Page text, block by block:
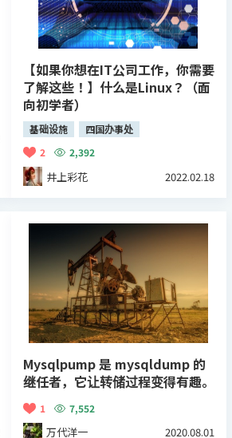
【如果你想在IT公司工作，你需要
了解这些！】什么是Linux？（面
向初学者）
基础设施
四国办事处
2
2,392
井上彩花 2022.02.18
Mysqlpump 是 mysqldump 的
继任者，它让转储过程变得有趣。
1 7,552
万代洋一 2020.08.01